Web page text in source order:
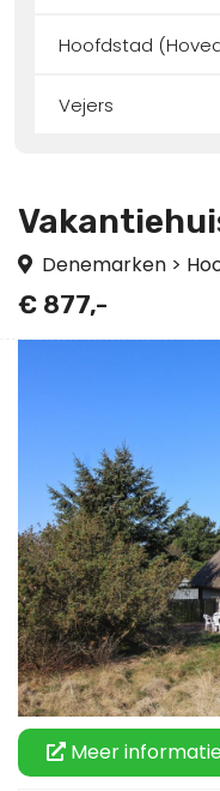
Hoofdstad
Vejers
Denemarken >
€ 877,-
Meer